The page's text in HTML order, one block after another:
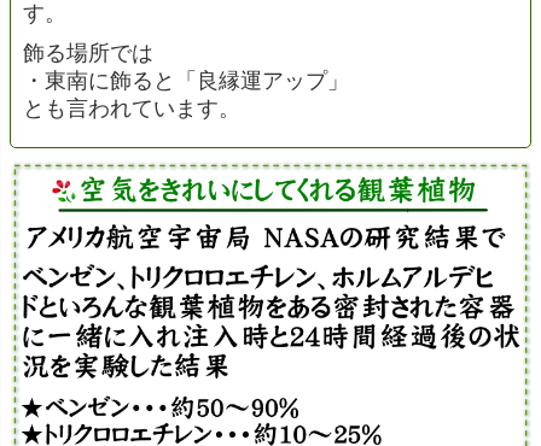
す。
飾る場所では
・東南に飾ると「良縁運アップ」
とも言われています。